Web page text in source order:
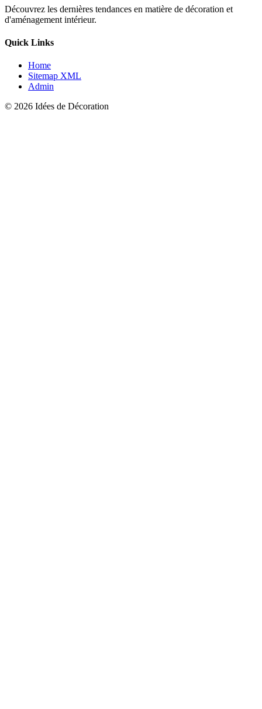
Découvrez les dernières tendances en matière de décoration et
d'aménagement intérieur.
Quick Links
Home
Sitemap XML
Admin
© 2026 Idées de Décoration